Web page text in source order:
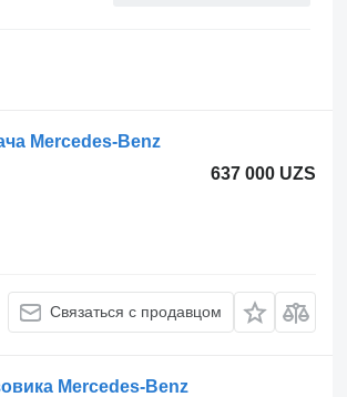
Mercedes-Benz
637 000 UZS
Связаться с продавцом
Mercedes-Benz